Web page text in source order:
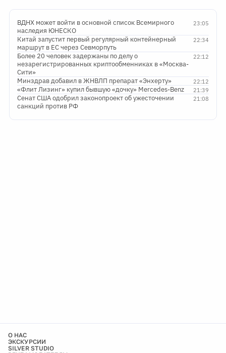
23:05
ВДНХ может войти в основной список Всемирного
наследия ЮНЕСКО
22:34
Китай запустит первый регулярный контейнерный
маршрут в ЕС через Севморпуть
22:12
Более 20 человек задержаны по делу о
незарегистрированных криптообменниках в «Москва-
Сити»
22:12
Минздрав добавил в ЖНВЛП препарат «Энхерту»
21:39
«Флит Лизинг» купил бывшую «дочку» Mercedes-Benz
21:08
Сенат США одобрил законопроект об ужесточении
санкций против РФ
О НАС
ЭКСКУРСИИ
SILVER STUDIO